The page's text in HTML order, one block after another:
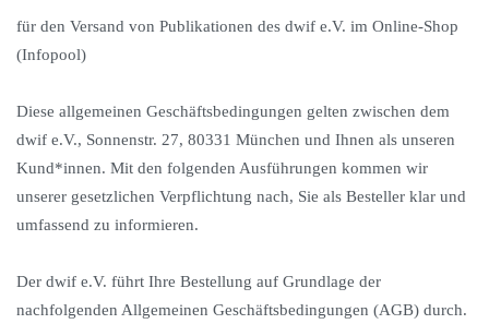
für den Versand von Publikationen des dwif e.V. im Online-Shop
(Infopool)
Diese allgemeinen Geschäftsbedingungen gelten zwischen dem
dwif e.V., Sonnenstr. 27, 80331 München und Ihnen als unseren
Kund*innen. Mit den folgenden Ausführungen kommen wir
unserer gesetzlichen Verpflichtung nach, Sie als Besteller klar und
umfassend zu informieren.
Der dwif e.V. führt Ihre Bestellung auf Grundlage der
nachfolgenden Allgemeinen Geschäftsbedingungen (AGB) durch.